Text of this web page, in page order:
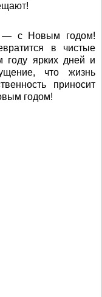
— с Новым годом!
в чистые
ярких дней и
что жизнь
приносит
годом!